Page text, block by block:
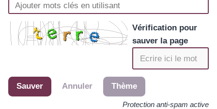
Vérification pour
sauver la page
Sauver Annuler Thème
Protection anti-spam active